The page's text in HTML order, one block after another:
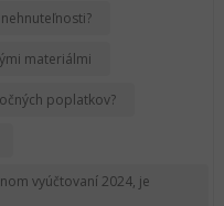
materiálmi
poplatkov?
vyúčtovaní 2024, je